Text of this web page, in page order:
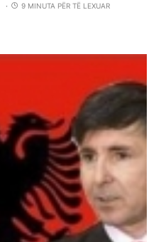
9 MINUTA PËR TË LEXUAR